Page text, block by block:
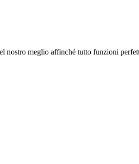
nostro meglio affinché tutto funzioni